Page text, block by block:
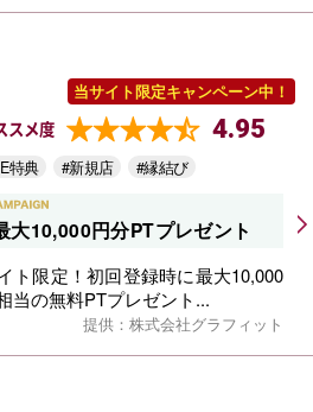
当サイト限定キャンペーン中！
スメ度 4.95
特典 #新規店 #縁結び
大10,000円分PTプレゼント
ト限定！初回登録時に最大10,000
当の無料PTプレゼント...
提供：株式会社グラフィット